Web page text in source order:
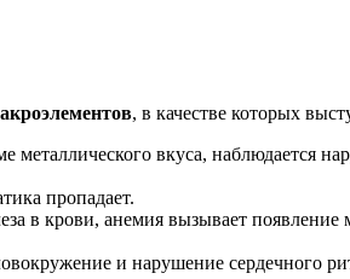
, в качестве которых
металлического вкуса, наблюдается
пропадает.
в крови, анемия вызывает
и нарушение сердечного